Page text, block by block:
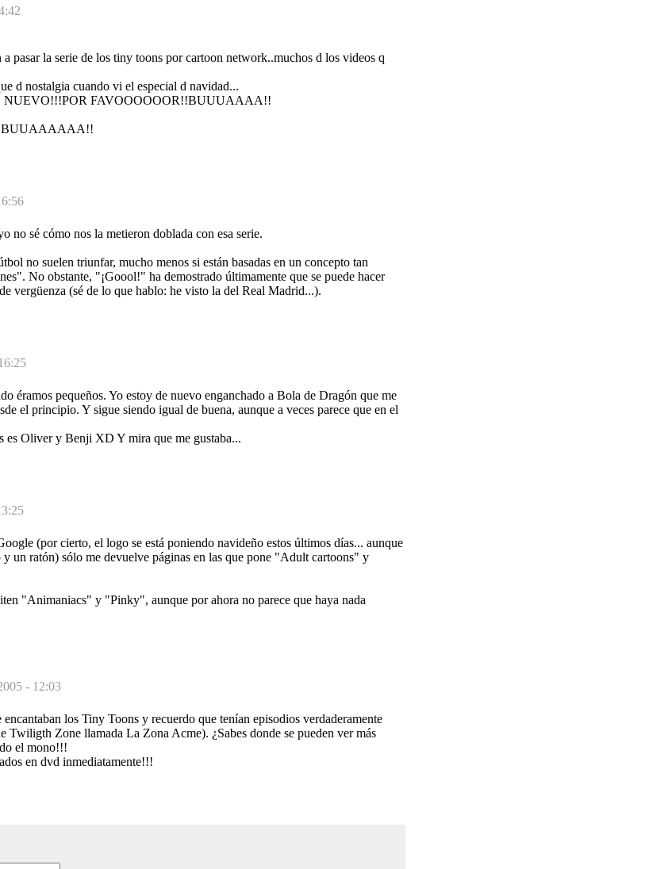
pasar la serie de los tiny toons por cartoon network..muchos d los videos q
d nostalgia cuando vi el especial d navidad...
FAVOOOOOOR!!BUUUAAAA!!
no sé cómo nos la metieron doblada con esa serie.
no suelen triunfar, mucho menos si están basadas en un concepto tan
No obstante, "¡Goool!" ha demostrado últimamente que se puede hacer
vergüenza (sé de lo que hablo: he visto la del Real Madrid...).
éramos pequeños. Yo estoy de nuevo enganchado a Bola de Dragón que me
el principio. Y sigue siendo igual de buena, aunque a veces parece que en el
es Oliver y Benji XD Y mira que me gustaba...
(por cierto, el logo se está poniendo navideño estos últimos días... aunque
un ratón) sólo me devuelve páginas en las que pone "Adult cartoons" y
"Animaniacs" y "Pinky", aunque por ahora no parece que haya nada
- 12:03
los Tiny Toons y recuerdo que tenían episodios verdaderamente
Twiligth Zone llamada La Zona Acme). ¿Sabes donde se pueden ver más
el mono!!!
en dvd inmediatamente!!!